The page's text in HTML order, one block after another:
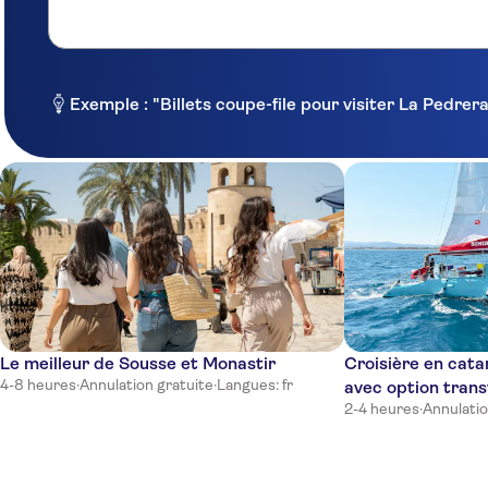
The Orangers Beach Resort and Bungalows
ROYAL TULIP TAJ SULTAN
Club Lookea Salammbo Hammamet
Flora Park
Nahrawess Hotel & Thalasso Resort
Bel Air
Le Sultan
Exemple : "Billets coupe-file pour visiter La
Le meilleur de Sousse et Monastir
4-8 heures·Annulation gratuite·Langues: fr
Croisière en
avec option
2-4 heures·